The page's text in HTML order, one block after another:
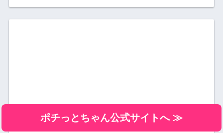
ポチっとちゃん公式サイトへ ≫